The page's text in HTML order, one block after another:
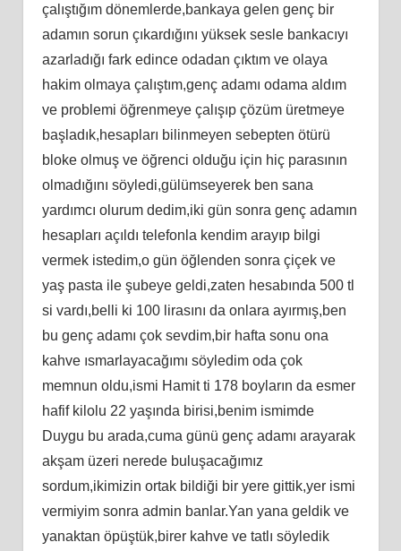
çalıştığım dönemlerde,bankaya gelen genç bir
adamın sorun çıkardığını yüksek sesle bankacıyı
azarladığı fark edince odadan çıktım ve olaya
hakim olmaya çalıştım,genç adamı odama aldım
ve problemi öğrenmeye çalışıp çözüm üretmeye
başladık,hesapları bilinmeyen sebepten ötürü
bloke olmuş ve öğrenci olduğu için hiç parasının
olmadığını söyledi,gülümseyerek ben sana
yardımcı olurum dedim,iki gün sonra genç adamın
hesapları açıldı telefonla kendim arayıp bilgi
vermek istedim,o gün öğlenden sonra çiçek ve
yaş pasta ile şubeye geldi,zaten hesabında 500 tl
si vardı,belli ki 100 lirasını da onlara ayırmış,ben
bu genç adamı çok sevdim,bir hafta sonu ona
kahve ısmarlayacağımı söyledim oda çok
memnun oldu,ismi Hamit ti 178 boyların da esmer
hafif kilolu 22 yaşında birisi,benim ismimde
Duygu bu arada,cuma günü genç adamı arayarak
akşam üzeri nerede buluşacağımız
sordum,ikimizin ortak bildiği bir yere gittik,yer ismi
vermiyim sonra admin banlar.Yan yana geldik ve
yanaktan öpüştük,birer kahve ve tatlı söyledik